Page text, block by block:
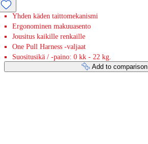
Yhden käden taittomekanismi
Ergonominen makuuasento
Jousitus kaikille renkaille
One Pull Harness -valjaat
Suositusikä / -paino: 0 kk - 22 kg.
Add to comparison